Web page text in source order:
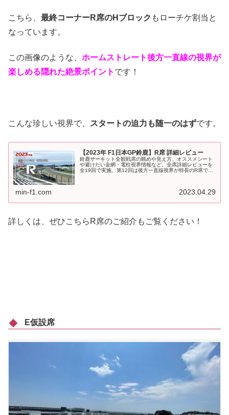
こちら、 最終コーナーR席のHブロック もローチケ割当と
なっています。
この画像のような、 ホームストレート後方一直線の視界が
楽しめる隠れた絶景ポイント です！
こんな珍しい視界で、 スタートの迫力も随一のはずです。
【2023年 F1日本GP鈴鹿】R席 詳細レビュー
鈴鹿サーキット全観戦席の眺めや見え方、オススメシート
や避けたい金網・電柱視界情報など。全席詳細レビューを
全19回で実施、第12回は後方一直線視界が特長のR席で
min-f1.com 2023.04.29
詳しくは、ぜひこちらR席のご紹介もご覧ください！
E仮設席